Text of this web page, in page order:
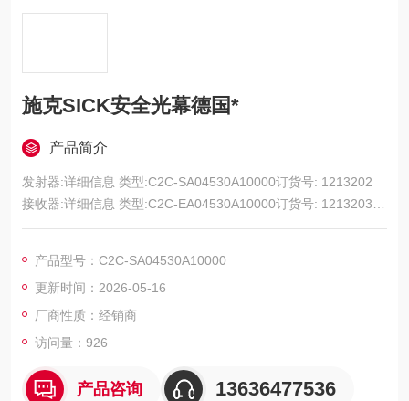
施克SICK安全光幕德国*
产品简介
发射器:详细信息 类型:C2C-SA04530A10000订货号: 1213202
接收器:详细信息 类型:C2C-EA04530A10000订货号: 1213203
施克SICK安全光幕德国*
产品型号：C2C-SA04530A10000
更新时间：2026-05-16
厂商性质：经销商
访问量：926
产品咨询 13636477536